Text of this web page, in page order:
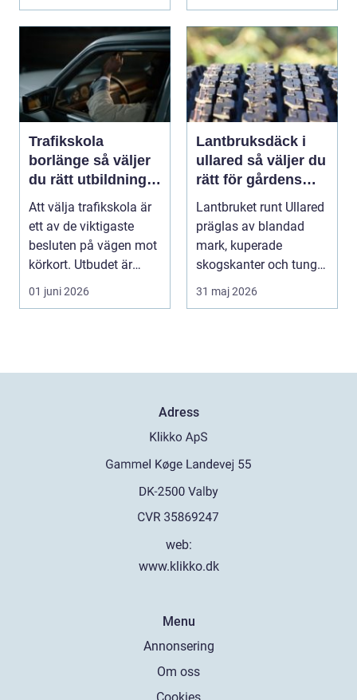
Trafikskola
borlänge så väljer
du rätt utbildning
mot körkort
Att välja trafikskola är
ett av de viktigaste
besluten på vägen mot
körkort. Utbudet är
stort, prise...
01 juni 2026
Lantbruksdäck i
ullared så väljer du
rätt för gårdens
behov
Lantbruket runt Ullared
präglas av blandad
mark, kuperade
skogskanter och tunga
arbetsmoment.
Däckva...
31 maj 2026
Adress
web:
www.klikko.dk
Menu
Annonsering
Om oss